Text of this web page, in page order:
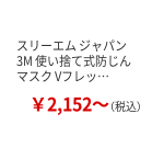
スリーエム ジャパン
3M 使い捨て式防じん
マスク Vフレッ…
￥2,152～（税込）